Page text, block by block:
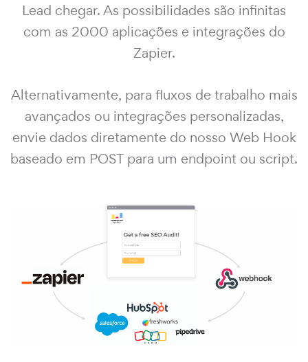
Lead chegar. As possibilidades são infinitas
com as 2000 aplicações e integrações do
Zapier.
Alternativamente, para fluxos de trabalho mais
avançados ou integrações personalizadas,
envie dados diretamente do nosso Web Hook
baseado em POST para um endpoint ou script.